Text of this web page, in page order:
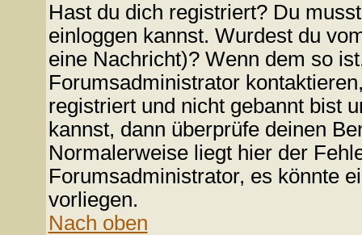
Hast du dich registriert? Du
einloggen kannst. Wurdest du
eine Nachricht)? Wenn dem so
Forumsadministrator
registriert und nicht gebannt bist
kannst, dann überprüfe deinen
Normalerweise liegt hier der
Forumsadministrator, es könnte
vorliegen.
Nach oben